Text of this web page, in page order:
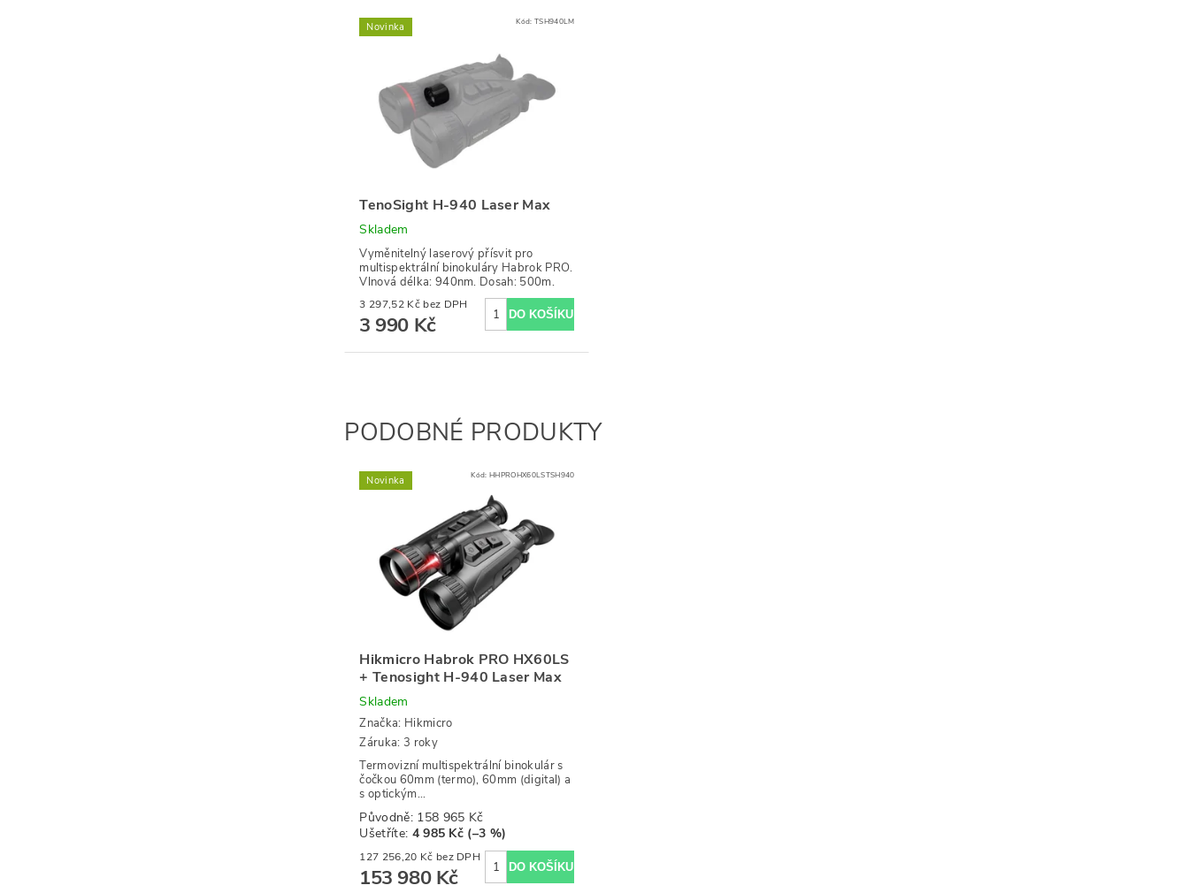
Novinka Kód: TSH940LM
TenoSight H-940 Laser Max
Skladem
Vyměnitelný laserový přísvit pro
multispektrální binokuláry Habrok PRO.
Vlnová délka: 940nm. Dosah: 500m.
3 297,52 Kč bez DPH
3 990 Kč
PODOBNÉ PRODUKTY
Novinka Kód:HHPROHX60LSTSH940
Hikmicro Habrok PRO HX60LS
+ Tenosight H-940 Laser Max
Skladem
Značka: Hikmicro
Záruka: 3 roky
Termovizní multispektrální binokulár s
čočkou 60mm (termo), 60mm (digital) a
s optickým...
Původně: 158 965 Kč
Ušetříte: 4 985 Kč (–3 %)
127 256,20 Kč bez DPH
153 980 Kč